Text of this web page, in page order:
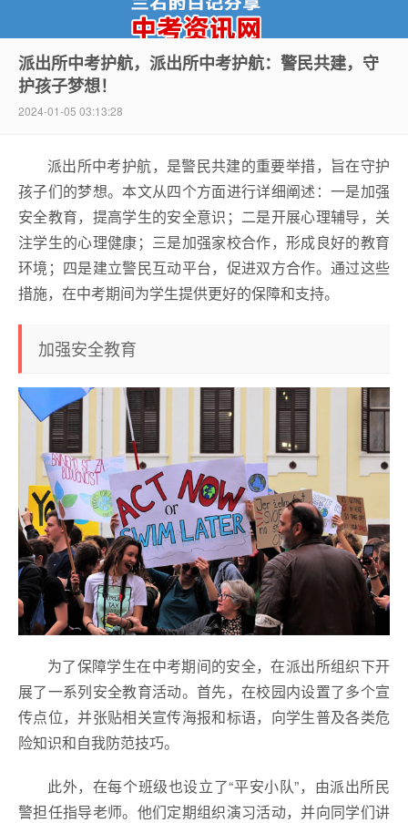
中考资讯网
派出所中考护航，派出所中考护航：警民共建，守
护孩子梦想！
2024-01-05 03:13:28
派出所中考护航，是警民共建的重要举措，旨在守护
孩子们的梦想。本文从四个方面进行详细阐述：一是加强
安全教育，提高学生的安全意识；二是开展心理辅导，关
注学生的心理健康；三是加强家校合作，形成良好的教育
环境；四是建立警民互动平台，促进双方合作。通过这些
措施，在中考期间为学生提供更好的保障和支持。
加强安全教育
为了保障学生在中考期间的安全，在派出所组织下开
展了一系列安全教育活动。首先，在校园内设置了多个宣
传点位，并张贴相关宣传海报和标语，向学生普及各类危
险知识和自我防范技巧。
此外，在每个班级也设立了“平安小队”，由派出所民
警担任指导老师。他们定期组织演习活动，并向同学们讲